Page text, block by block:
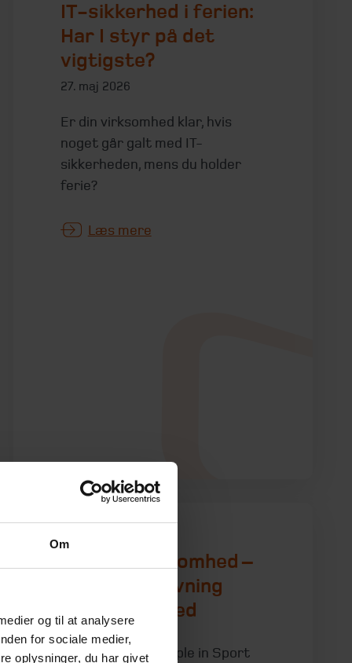
Om
og til at analysere
for sociale medier,
oplysninger, du har givet
IT-sikkerhed i ferien:
Har I styr på det
vigtigste?
27. maj 2026
Er din virksomhed klar, hvis
noget går galt med IT-
sikkerheden, mens du holder
ferie?
Læs mere
Salg af virksomhed –
med al rådgivning
samlet ét sted
Agentfirmaet People in Sport